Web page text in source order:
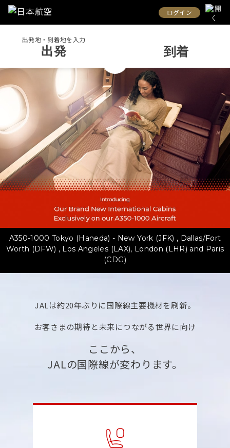
ログイン
出発地・到着地を入力
出発 到着
A350-1000 Tokyo (Haneda) - New York (JFK) , Dallas/Fort
Worth (DFW) , Los Angeles (LAX), London (LHR) and Paris
(CDG)
JALは約20年ぶりに国際線主要機材を刷新。
お客さまの期待と未来につながる世界に向け
ここから、
JALの国際線が変わります。